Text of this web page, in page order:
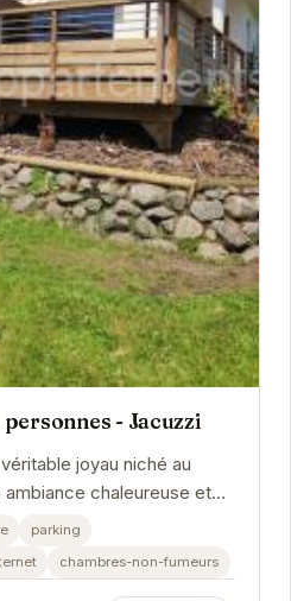
- Jacuzzi
joyau niché au
chaleureuse et
incluant un jacuzzi,
parking
chambres-non-fumeurs